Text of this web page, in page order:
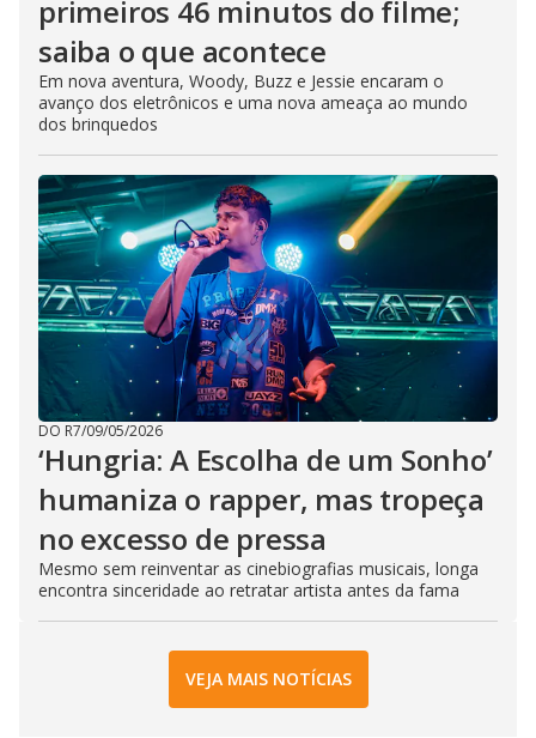
primeiros 46 minutos do filme;
saiba o que acontece
Em nova aventura, Woody, Buzz e Jessie encaram o
avanço dos eletrônicos e uma nova ameaça ao mundo
dos brinquedos
DO R7/09/05/2026
‘Hungria: A Escolha de um Sonho’
humaniza o rapper, mas tropeça
no excesso de pressa
Mesmo sem reinventar as cinebiografias musicais, longa
encontra sinceridade ao retratar artista antes da fama
VEJA MAIS NOTÍCIAS